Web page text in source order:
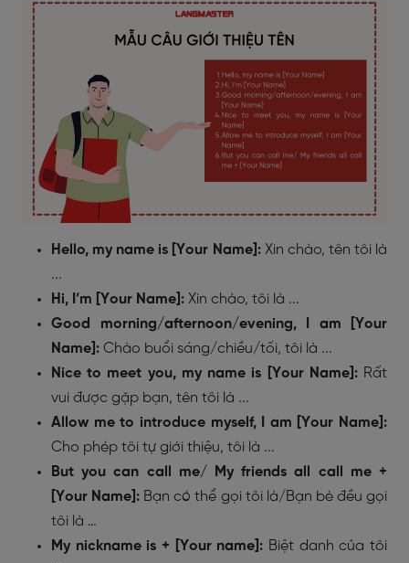
Hello, my name is [Your Name]: Xin chào, tên tôi là
...
Hi, I’m [Your Name]: Xin chào, tôi là ...
Good morning/afternoon/evening, I am [Your
Name]: Chào buổi sáng/chiều/tối, tôi là ...
Nice to meet you, my name is [Your Name]: Rất
vui được gặp bạn, tên tôi là ...
Allow me to introduce myself, I am [Your Name]:
Cho phép tôi tự giới thiệu, tôi là ...
But you can call me/ My friends all call me +
[Your Name]: Bạn có thể gọi tôi là/Bạn bè đều gọi
tôi là …
My nickname is + [Your name]: Biệt danh của tôi